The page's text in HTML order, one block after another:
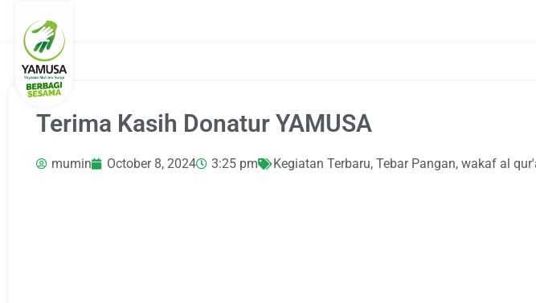
Terima Kasih Donatur YAMUSA
mumin October 8, 2024 3:25 pm Kegiatan Terbaru, Tebar Pangan, wakaf al